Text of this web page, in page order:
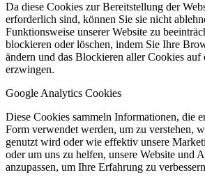
Da diese Cookies zur Bereitstellung der
erforderlich sind, können Sie sie nicht
Funktionsweise unserer Website zu
blockieren oder löschen, indem Sie Ihre
ändern und das Blockieren aller Cookies auf
erzwingen.
Google Analytics Cookies
Diese Cookies sammeln Informationen, die
Form verwendet werden, um zu verstehen,
genutzt wird oder wie effektiv unsere
oder um uns zu helfen, unsere Website und
anzupassen, um Ihre Erfahrung zu